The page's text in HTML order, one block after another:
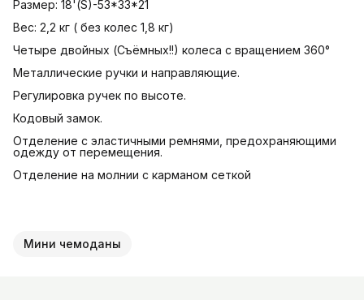
Размер: 18'(S)-53*33*21
Вес: 2,2 кг ( без колес 1,8 кг)
Четыре двойных (Съёмных!!) колеса с вращением 360°
Металлические ручки и направляющие.
Регулировка ручек по высоте.
Кодовый замок.
Отделение с эластичными ремнями, предохраняющими
одежду от перемещения.
Отделение на молнии с карманом сеткой
Мини чемоданы